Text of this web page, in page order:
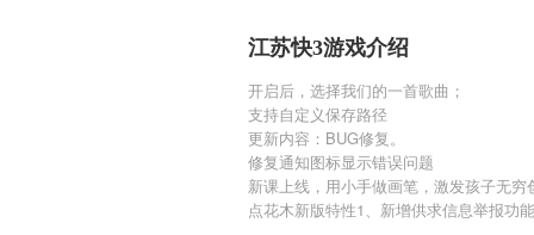
江苏快3游戏介绍
开启后，选择我们的一首歌曲；
支持自定义保存路径
更新内容：BUG修复。
修复通知图标显示错误问题
新课上线，用小手做画笔，激发孩子无穷
点花木新版特性1、新增供求信息举报功能